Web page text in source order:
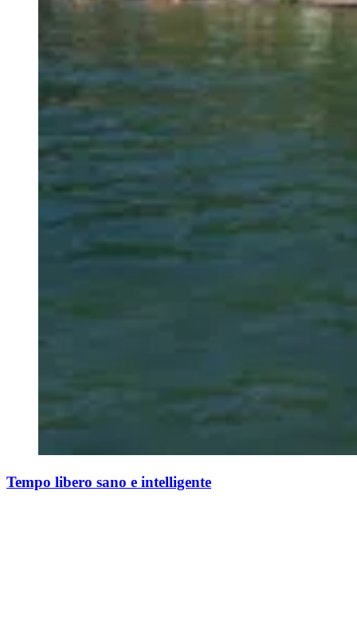
Tempo libero sano e intelligente